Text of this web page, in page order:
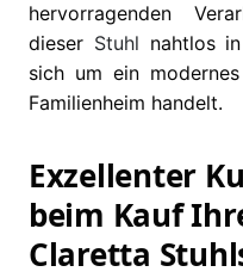
hervorragenden
dieser Stuhl nahtlos
sich um ein
Familienheim handelt.
Exzellenter
beim Kauf
Claretta